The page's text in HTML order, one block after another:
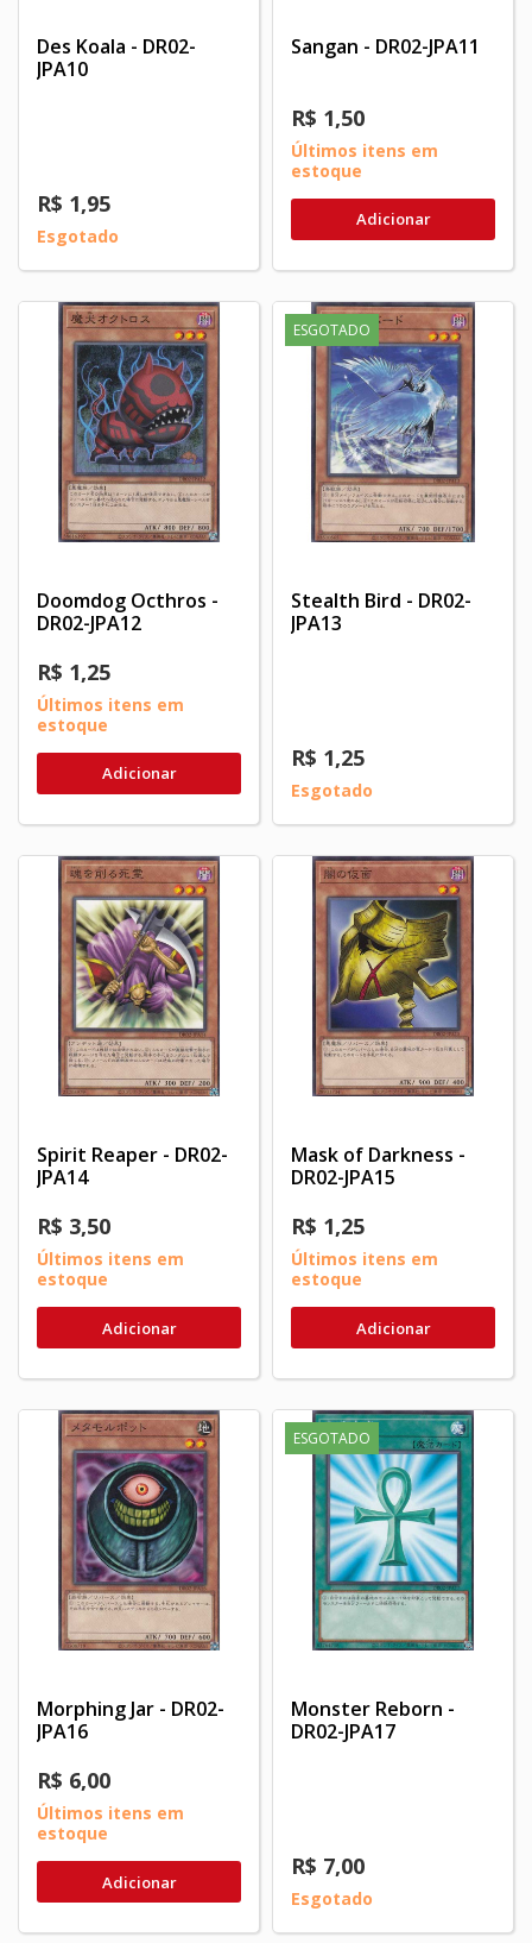
Des Koala - DR02-
JPA10
R$ 1,95
Esgotado
Sangan - DR02-JPA11
R$ 1,50
Últimos itens em
estoque
Adicionar
Doomdog Octhros -
DR02-JPA12
R$ 1,25
Últimos itens em
estoque
Adicionar
ESGOTADO
Stealth Bird - DR02-
JPA13
R$ 1,25
Esgotado
Spirit Reaper - DR02-
JPA14
R$ 3,50
Últimos itens em
estoque
Adicionar
Mask of Darkness -
DR02-JPA15
R$ 1,25
Últimos itens em
estoque
Adicionar
Morphing Jar - DR02-
JPA16
R$ 6,00
Últimos itens em
estoque
Adicionar
ESGOTADO
Monster Reborn -
DR02-JPA17
R$ 7,00
Esgotado